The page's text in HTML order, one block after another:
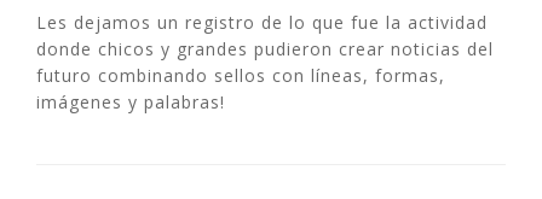
Les dejamos un registro de lo que fue la actividad
donde chicos y grandes pudieron crear noticias del
futuro combinando sellos con líneas, formas,
imágenes y palabras!